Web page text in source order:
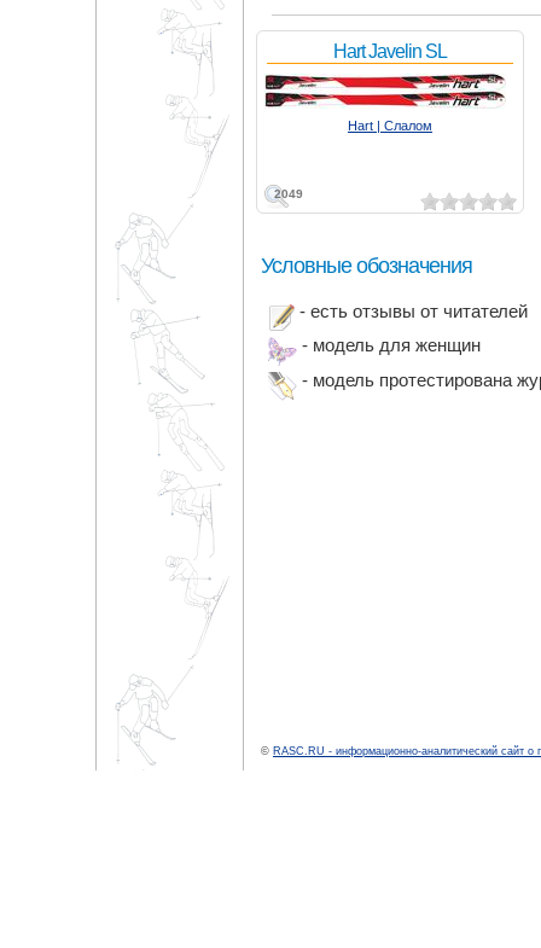
2049
Hart Javelin SL
Hart | Слалом
Условные обозначения
- есть отзывы от читателей
- модель для женщин
- модель протестирована
© RASC.RU - информационно-аналитический сайт о